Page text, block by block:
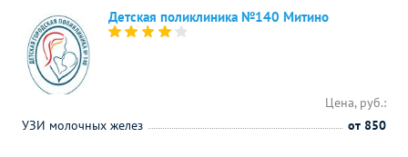
Детская поликлиника №140 Митино
Цена, руб.:
УЗИ молочных желез
от 850